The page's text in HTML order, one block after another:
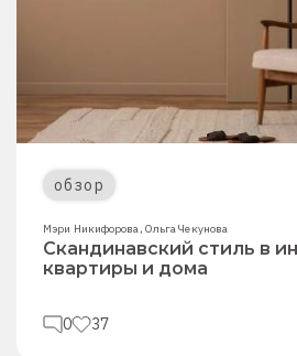
обзор
Мэри Никифорова, Ольга Чекунова
Скандинавский стиль в
квартиры и дома
0 37